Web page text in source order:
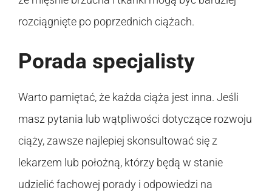
rozciągnięte po poprzednich ciążach.
Porada specjalisty
Warto pamiętać, że każda ciąża jest inna. Jeśli
masz pytania lub wątpliwości dotyczące rozwoju
ciąży, zawsze najlepiej skonsultować się z
lekarzem lub położną, którzy będą w stanie
udzielić fachowej porady i odpowiedzi na